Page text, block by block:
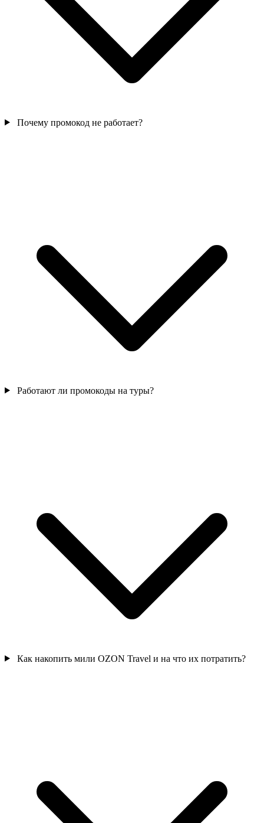
Почему промокод не работает?
Работают ли промокоды на туры?
Как накопить мили OZON Travel и на что их потратить?